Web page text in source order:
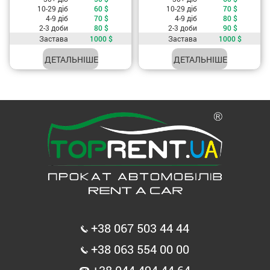
10-29 діб
60 $
4-9 діб
70 $
2-3 доби
80 $
Застава
1000 $
ДЕТАЛЬНІШЕ
10-29 діб
70 $
4-9 діб
80 $
2-3 доби
90 $
Застава
1000 $
ДЕТАЛЬНІШЕ
+38 067 503 44 44
+38 063 554 00 00